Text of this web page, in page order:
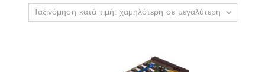
Ταξινόμηση κατά τιμή: χαμηλότερη σε μεγαλύτερη